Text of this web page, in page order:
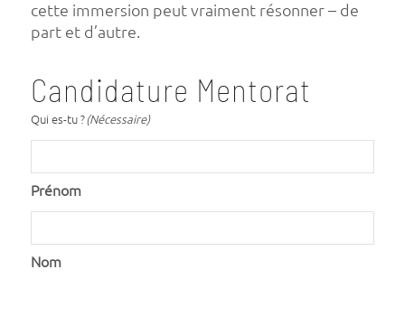
cette immersion peut vraiment résonner – de
part et d’autre.
Candidature Mentorat
Qui es-tu ?(Nécessaire)
Prénom
Nom